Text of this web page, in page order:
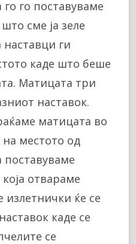
го поставуваме
сме ја зеле
ги
каде што беше
Матицата три
наставок.
матицата во
на местото од
отвараме
ќе се
каде се
се